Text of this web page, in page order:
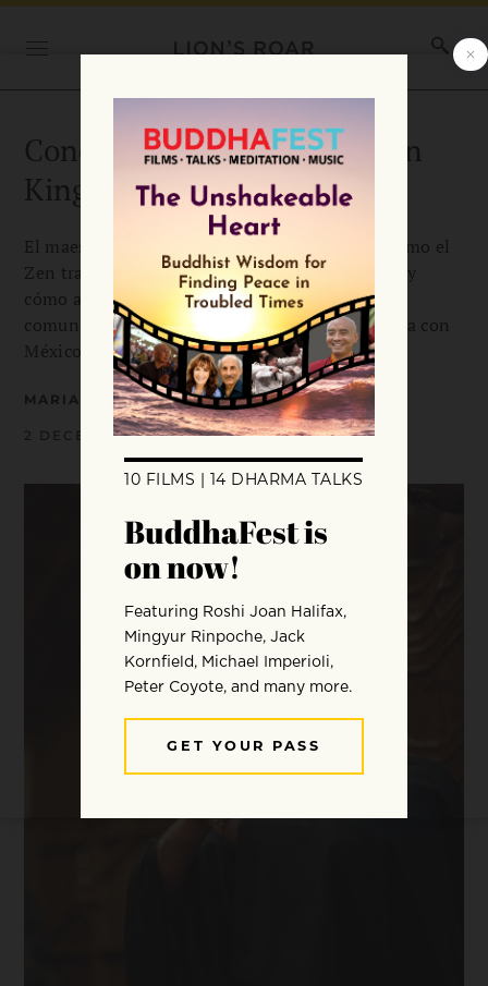
Conoce al maestro: Katsuzen
King
El maestro de Zen, Katsuzen King, comparte cómo el
Zen transformó su vida personal y profesional, y
cómo adapta sus enseñanzas para apoyar a la
comunidad LatinX, especialmente en la frontera con
México.
MARIANA RESTREPO•KATSUZEN KING
2 DECEMBER 2024